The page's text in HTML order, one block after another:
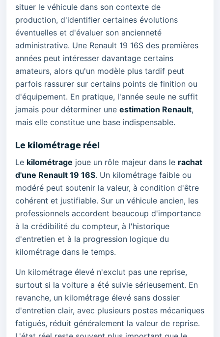
situer le véhicule dans son contexte de
production, d'identifier certaines évolutions
éventuelles et d'évaluer son ancienneté
administrative. Une Renault 19 16S des premières
années peut intéresser davantage certains
amateurs, alors qu'un modèle plus tardif peut
parfois rassurer sur certains points de finition ou
d'équipement. En pratique, l'année seule ne suffit
jamais pour déterminer une estimation Renault,
mais elle constitue une base indispensable.
Le kilométrage réel
Le kilométrage joue un rôle majeur dans le rachat
d'une Renault 19 16S. Un kilométrage faible ou
modéré peut soutenir la valeur, à condition d'être
cohérent et justifiable. Sur un véhicule ancien, les
professionnels accordent beaucoup d'importance
à la crédibilité du compteur, à l'historique
d'entretien et à la progression logique du
kilométrage dans le temps.
Un kilométrage élevé n'exclut pas une reprise,
surtout si la voiture a été suivie sérieusement. En
revanche, un kilométrage élevé sans dossier
d'entretien clair, avec plusieurs postes mécaniques
fatigués, réduit généralement la valeur de reprise.